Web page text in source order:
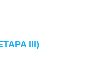
III)